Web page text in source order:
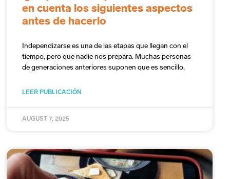
en cuenta los siguientes aspectos
antes de hacerlo
Independizarse es una de las etapas que llegan con el
tiempo, pero que nadie nos prepara. Muchas personas
de generaciones anteriores suponen que es sencillo,
LEER PUBLICACIÓN
AUGUST 7, 2025